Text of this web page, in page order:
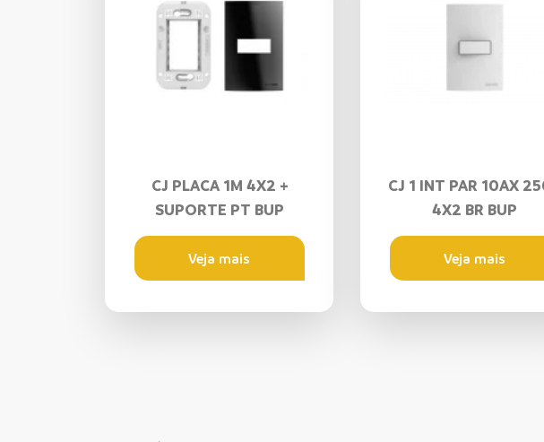
CJ PLACA 1M 4X2 +
SUPORTE PT BUP
Veja mais
CJ 1 INT PAR 10AX
4X2 BR BUP
Veja mais